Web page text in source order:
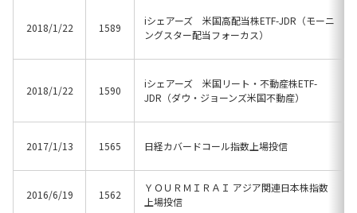
2018/1/22 1589
iシェアーズ 米国高配当株ETF-JDR（モーニ
ングスター配当フォーカス）
2018/1/22 1590
iシェアーズ 米国リート・不動産株ETF-
JDR（ダウ・ジョーンズ米国不動産）
2017/1/13 1565 日経カバードコール指数上場投信
2016/6/19 1562
ＹＯＵＲＭＩＲＡＩ アジア関連日本株指数
上場投信